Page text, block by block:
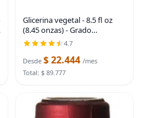
Glicerina vegetal - 8.5 fl oz
(8.45 onzas) - Grado
alimenticio y farmacéutico
puro USP - Sin OMG - Vegano
- Derivado de palma
sostenible -
4.7
Desde $ 22.444 /mes
Total: $ 89.777